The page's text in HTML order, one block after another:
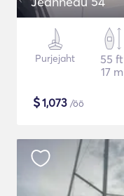
Purjejaht
55 ft
17 m
$1,073 /öö